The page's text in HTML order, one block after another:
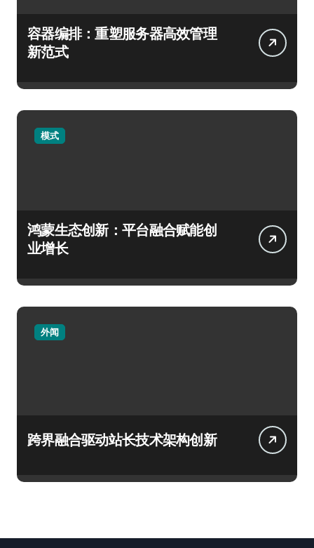
容器编排：重塑服务器高效管理
新范式
模式
鸿蒙生态创新：平台融合赋能创
业增长
外闻
跨界融合驱动站长技术架构创新